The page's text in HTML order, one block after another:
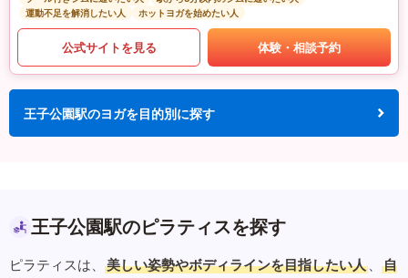
運動不足を解消したい人
ホットヨガを始めたい人
公式サイトを見る 体験・相談予約
王子公園駅のヨガを目的別に探す
王子公園駅のピラティスを探す
ピラティスは、 美しい姿勢やボディラインを目指したい人 、
自